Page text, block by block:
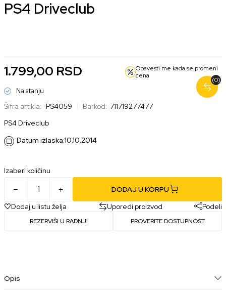
PS4 Driveclub
1.799,00 RSD
Obavesti me kada se promeni
cena
Na stanju
Šifra artikla: PS4059 Barkod: 711719277477
PS4 Driveclub
Datum izlaska:10.10.2014
Izaberi količinu
DODAJ U KORPU
Dodaj u listu želja
Uporedi proizvod Podeli
REZERVIŠI U RADNJI PROVERITE DOSTUPNOST
(0)
Opis